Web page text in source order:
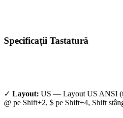
Specificații Tastatură
✓ Layout: US — Layout US ANSI
@ pe Shift+2, $ pe Shift+4, Shift